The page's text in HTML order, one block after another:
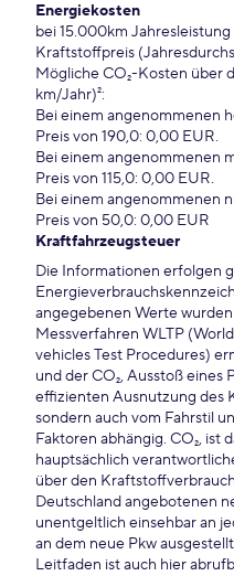
Energiekosten
bei 15.000km Jahresleistung
Kraftstoffpreis
Mögliche CO₂-Kosten über
km/Jahr)²:
Bei einem angenommenen
Preis von 190,0: 0,00 EUR.
Bei einem angenommenen
Preis von 115,0: 0,00 EUR.
Bei einem angenommenen
Preis von 50,0: 0,00 EUR
Kraftfahrzeugsteuer
Die Informationen erfolgen
angegebenen Werte
Messverfahren WLTP
vehicles Test Procedures)
und der CO₂, Ausstoß eines
effizienten Ausnutzung des
sondern auch vom Fahrstil
Faktoren abhängig. CO₂, ist
hauptsächlich
über den
Deutschland angebotenen
unentgeltlich einsehbar an
an dem neue Pkw
Leitfaden ist auch hier